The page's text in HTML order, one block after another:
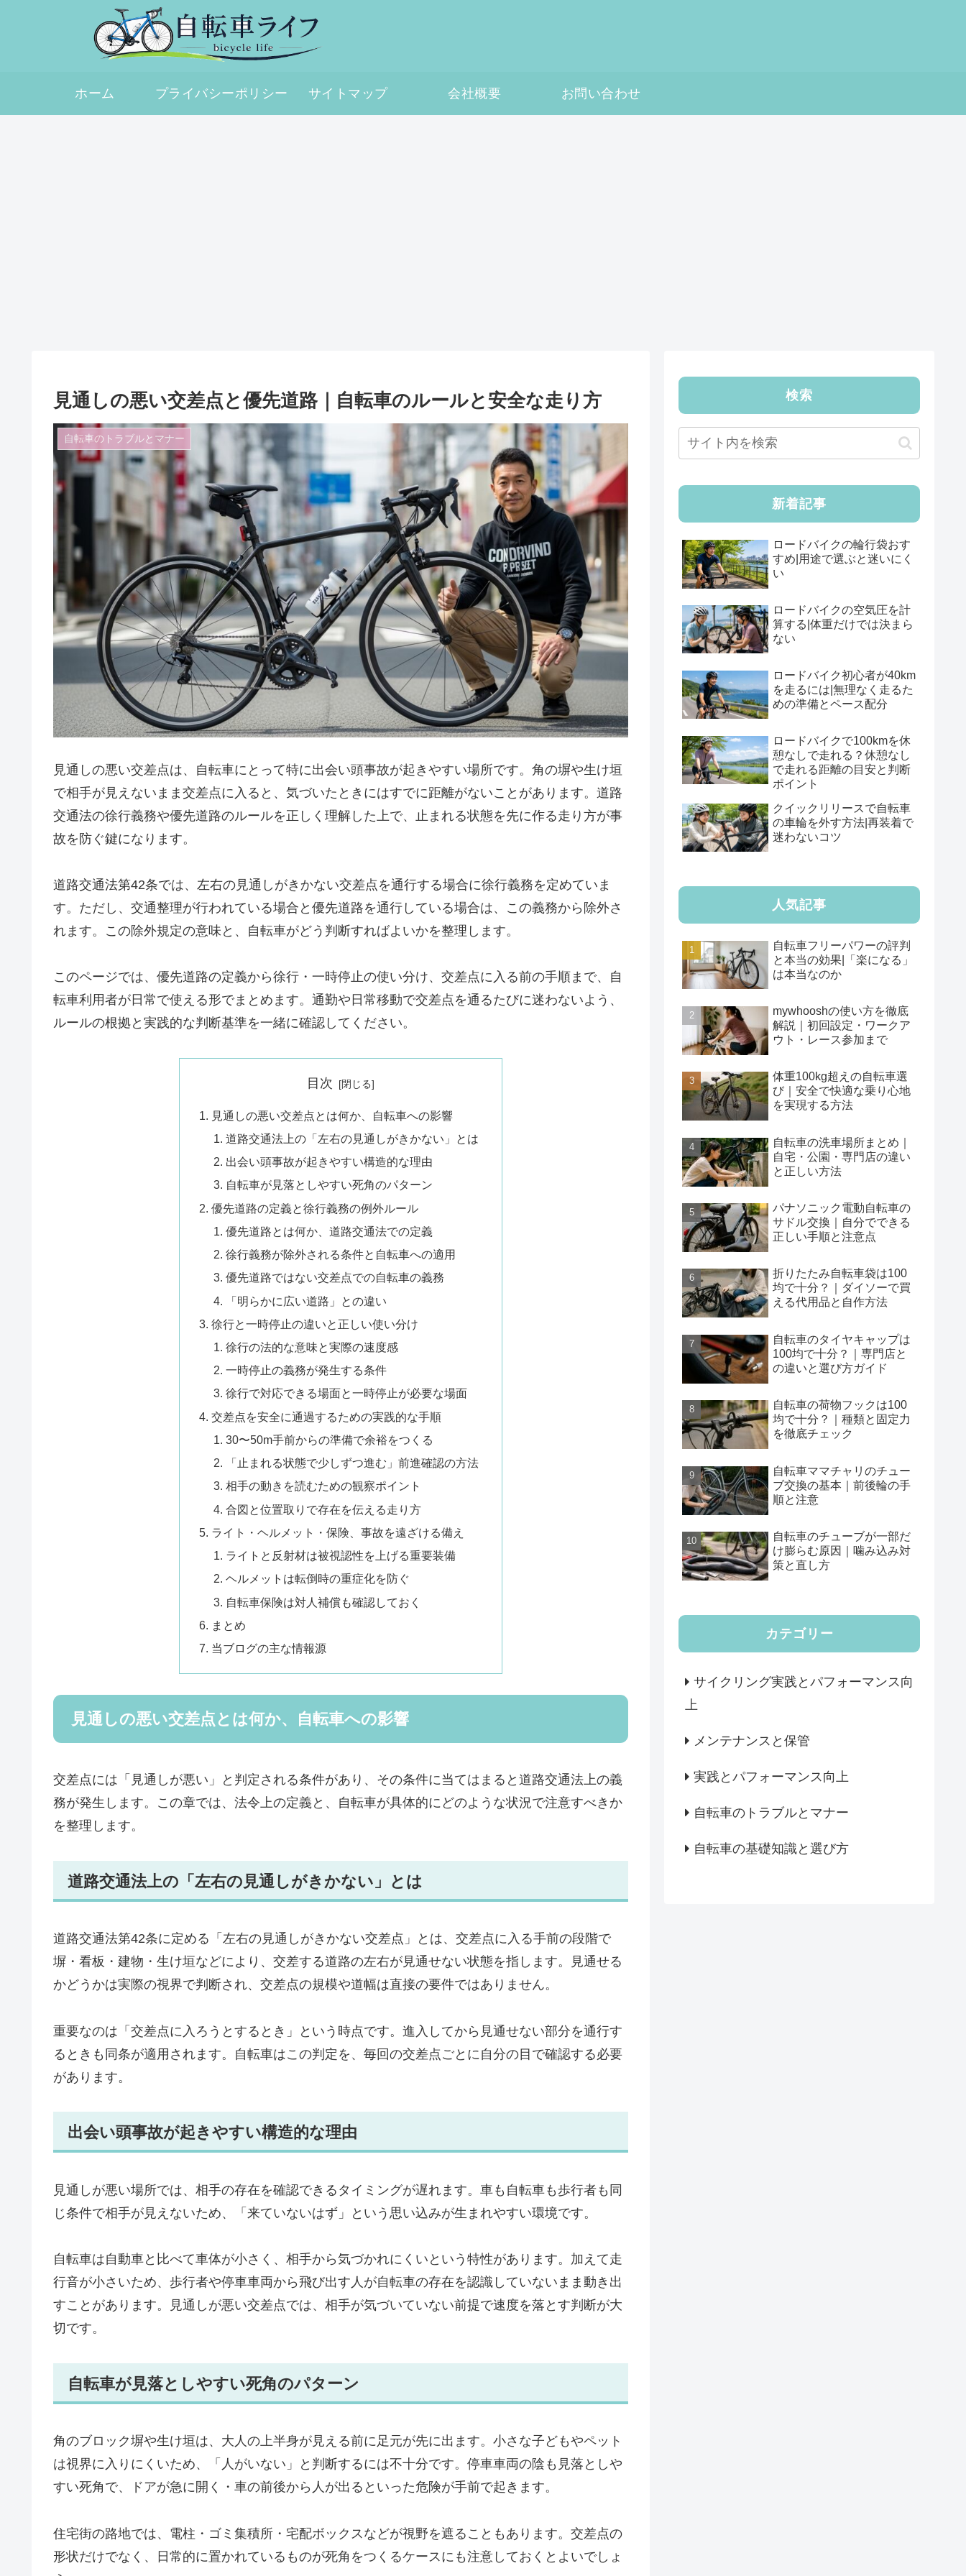
ホーム プライバシーポリシー サイトマップ 会社概要 お問い合わせ
見通しの悪い交差点と優先道路｜自転車のルールと安全な走り方
自転車のトラブルとマナー
見通しの悪い交差点は、自転車にとって特に出会い頭事故が起きやすい場所です。角の塀や生け垣
で相手が見えないまま交差点に入ると、気づいたときにはすでに距離がないことがあります。道路
交通法の徐行義務や優先道路のルールを正しく理解した上で、止まれる状態を先に作る走り方が事
故を防ぐ鍵になります。
道路交通法第42条では、左右の見通しがきかない交差点を通行する場合に徐行義務を定めていま
す。ただし、交通整理が行われている場合と優先道路を通行している場合は、この義務から除外さ
れます。この除外規定の意味と、自転車がどう判断すればよいかを整理します。
このページでは、優先道路の定義から徐行・一時停止の使い分け、交差点に入る前の手順まで、自
転車利用者が日常で使える形でまとめます。通勤や日常移動で交差点を通るたびに迷わないよう、
ルールの根拠と実践的な判断基準を一緒に確認してください。
目次
見通しの悪い交差点とは何か、自転車への影響
道路交通法上の「左右の見通しがきかない」とは
出会い頭事故が起きやすい構造的な理由
自転車が見落としやすい死角のパターン
優先道路の定義と徐行義務の例外ルール
優先道路とは何か、道路交通法での定義
徐行義務が除外される条件と自転車への適用
優先道路ではない交差点での自転車の義務
「明らかに広い道路」との違い
徐行と一時停止の違いと正しい使い分け
徐行の法的な意味と実際の速度感
一時停止の義務が発生する条件
徐行で対応できる場面と一時停止が必要な場面
交差点を安全に通過するための実践的な手順
30〜50m手前からの準備で余裕をつくる
「止まれる状態で少しずつ進む」前進確認の方法
相手の動きを読むための観察ポイント
合図と位置取りで存在を伝える走り方
ライト・ヘルメット・保険、事故を遠ざける備え
ライトと反射材は被視認性を上げる重要装備
ヘルメットは転倒時の重症化を防ぐ
自転車保険は対人補償も確認しておく
まとめ
当ブログの主な情報源
見通しの悪い交差点とは何か、自転車への影響
交差点には「見通しが悪い」と判定される条件があり、その条件に当てはまると道路交通法上の義
務が発生します。この章では、法令上の定義と、自転車が具体的にどのような状況で注意すべきか
を整理します。
道路交通法上の「左右の見通しがきかない」とは
道路交通法第42条に定める「左右の見通しがきかない交差点」とは、交差点に入る手前の段階で
塀・看板・建物・生け垣などにより、交差する道路の左右が見通せない状態を指します。見通せる
かどうかは実際の視界で判断され、交差点の規模や道幅は直接の要件ではありません。
重要なのは「交差点に入ろうとするとき」という時点です。進入してから見通せない部分を通行す
るときも同条が適用されます。自転車はこの判定を、毎回の交差点ごとに自分の目で確認する必要
があります。
出会い頭事故が起きやすい構造的な理由
見通しが悪い場所では、相手の存在を確認できるタイミングが遅れます。車も自転車も歩行者も同
じ条件で相手が見えないため、「来ていないはず」という思い込みが生まれやすい環境です。
自転車は自動車と比べて車体が小さく、相手から気づかれにくいという特性があります。加えて走
行音が小さいため、歩行者や停車車両から飛び出す人が自転車の存在を認識していないまま動き出
すことがあります。見通しが悪い交差点では、相手が気づいていない前提で速度を落とす判断が大
切です。
自転車が見落としやすい死角のパターン
角のブロック塀や生け垣は、大人の上半身が見える前に足元が先に出ます。小さな子どもやペット
は視界に入りにくいため、「人がいない」と判断するには不十分です。停車車両の陰も見落としや
すい死角で、ドアが急に開く・車の前後から人が出るといった危険が手前で起きます。
住宅街の路地では、電柱・ゴミ集積所・宅配ボックスなどが視野を遮ることもあります。交差点の
形状だけでなく、日常的に置かれているものが死角をつくるケースにも注意しておくとよいでしょ
検索
新着記事
ロードバイクの輪行袋おす
すめ|用途で選ぶと迷いにく
い
ロードバイクの空気圧を計
算する|体重だけでは決まら
ない
ロードバイク初心者が40km
を走るには|無理なく走るた
めの準備とペース配分
ロードバイクで100kmを休
憩なしで走れる？休憩なし
で走れる距離の目安と判断
ポイント
クイックリリースで自転車
の車輪を外す方法|再装着で
迷わないコツ
人気記事
自転車フリーパワーの評判
と本当の効果|「楽になる」
は本当なのか
mywhooshの使い方を徹底
解説｜初回設定・ワークア
ウト・レース参加まで
体重100kg超えの自転車選
び｜安全で快適な乗り心地
を実現する方法
自転車の洗車場所まとめ｜
自宅・公園・専門店の違い
と正しい方法
パナソニック電動自転車の
サドル交換｜自分でできる
正しい手順と注意点
折りたたみ自転車袋は100
均で十分？｜ダイソーで買
える代用品と自作方法
自転車のタイヤキャップは
100均で十分？｜専門店と
の違いと選び方ガイド
自転車の荷物フックは100
均で十分？｜種類と固定力
を徹底チェック
自転車ママチャリのチュー
ブ交換の基本｜前後輪の手
順と注意
自転車のチューブが一部だ
け膨らむ原因｜噛み込み対
策と直し方
カテゴリー
サイクリング実践とパフォーマンス向
上
メンテナンスと保管
実践とパフォーマンス向上
自転車のトラブルとマナー
自転車の基礎知識と選び方